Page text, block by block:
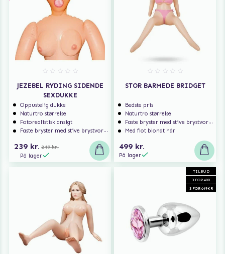
JEZEBEL RYDING SIDENDE
SEXDUKKE
Oppustelig dukke
Naturtro størrelse
Fotorealistisk ansigt
Faste bryster med stive brystvorter
239 kr. 249 kr.
På lager
STOR BARMEDE BRIDGET
Bedste pris
Naturtro størrelse
Faste bryster med stive brystvorter
Med flot blondt hår
499 kr.
På lager
TILBUD
3 FOR 400
3 FOR 649KR